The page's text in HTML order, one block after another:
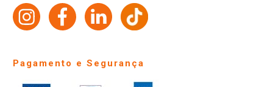
Identidade Visual
Pagamento e Segurança